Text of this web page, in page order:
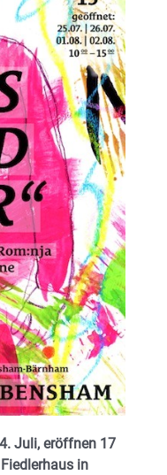
Juli, eröffnen 17
in